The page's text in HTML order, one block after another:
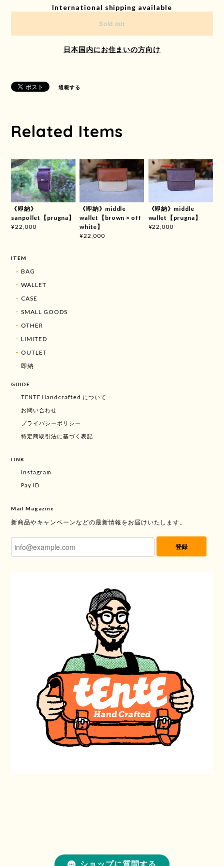
International shipping available
Sold out
日本国内にお住まいの方向け
通報する
Related Items
《即納》
sanpollet【prugna】
¥22,000
《即納》middle
wallet【brown × off
white】
¥22,000
《即納》middle
wallet【prugna】
¥22,000
ITEM
BAG
WALLET
CASE
SMALL GOODS
OTHER
LIMITED
OUTLET
即納
GUIDE
TENTE Handcrafted について
お問い合わせ
プライバシーポリシー
特定商取引法に基づく表記
LINK
Instagram
Pay ID
Mail Magazine
新商品やキャンペーンなどの最新情報をお届けいたします。
登録
ショップに質問する